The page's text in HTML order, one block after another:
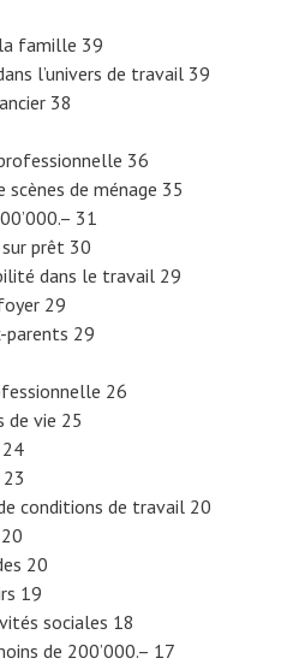
la famille 39
l’univers de travail 39
38
36
de ménage 35
31
prêt 30
dans le travail 29
29
parents 29
26
de vie 25
24
conditions de travail 20
20
19
sociales 18
de 200’000.– 17